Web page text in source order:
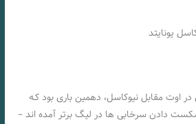
در اوت مقابل نیوکاسل، دهمین باری بود کـه
دادن سرخابی ها در لیگ برتر آمده اند –